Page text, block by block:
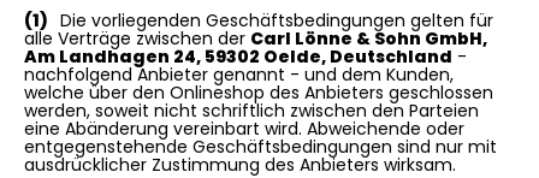
(1) Die vorliegenden Geschäftsbedingungen gelten für
alle Verträge zwischen der Carl Lönne & Sohn GmbH,
Am Landhagen 24, 59302 Oelde, Deutschland -
nachfolgend Anbieter genannt - und dem Kunden,
welche über den Onlineshop des Anbieters geschlossen
werden, soweit nicht schriftlich zwischen den Parteien
eine Abänderung vereinbart wird. Abweichende oder
entgegenstehende Geschäftsbedingungen sind nur mit
ausdrücklicher Zustimmung des Anbieters wirksam.